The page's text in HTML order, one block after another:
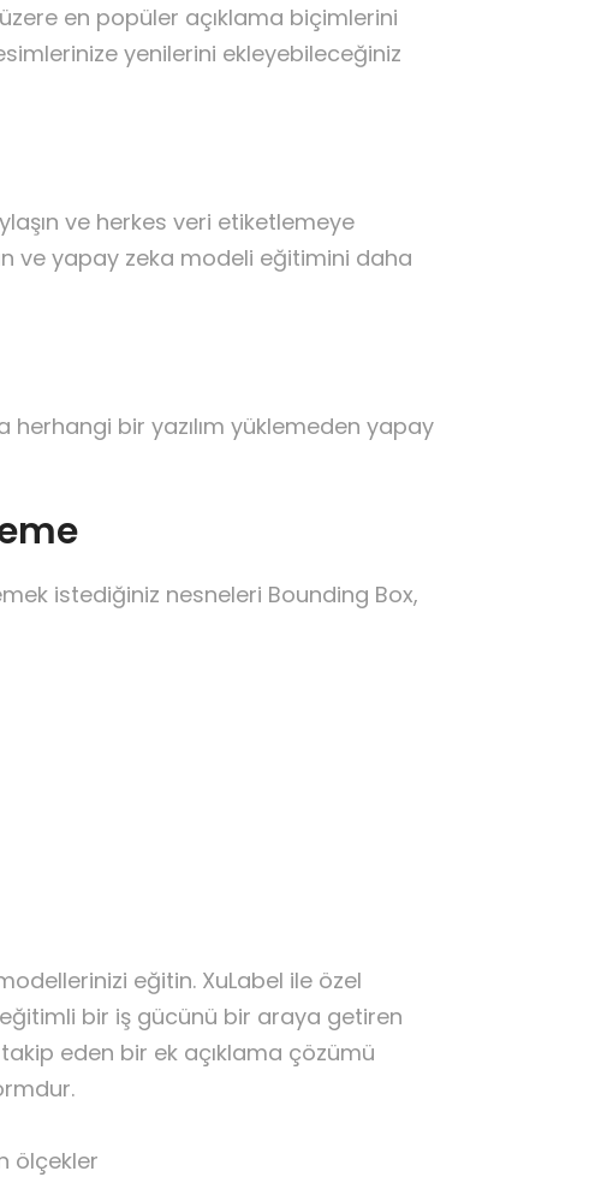
en popüler açıklama biçimlerini
yenilerini ekleyebileceğiniz
ve herkes veri etiketlemeye
ve yapay zeka modeli eğitimini daha
herhangi bir yazılım yüklemeden yapay
istediğiniz nesneleri Bounding Box,
eğitin. XuLabel ile özel
bir iş gücünü bir araya getiren
eden bir ek açıklama çözümü
ölçekler